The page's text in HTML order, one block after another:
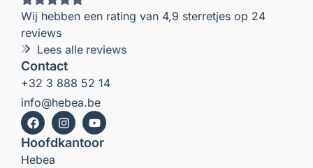
Wij hebben een rating van 4,9 sterretjes op 24
reviews
Lees alle reviews
Contact
+32 3 888 52 14
info@hebea.be
Hoofdkantoor
Hebea